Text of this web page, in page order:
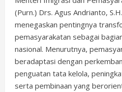
(Purn.) Drs. Agus Andrianto,
menegaskan pentingnya
pemasyarakatan sebagai
nasional. Menurutnya,
beradaptasi dengan
penguatan tata kelola,
serta pembinaan yang